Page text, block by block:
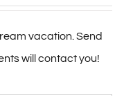
vacation. Send
will contact you!